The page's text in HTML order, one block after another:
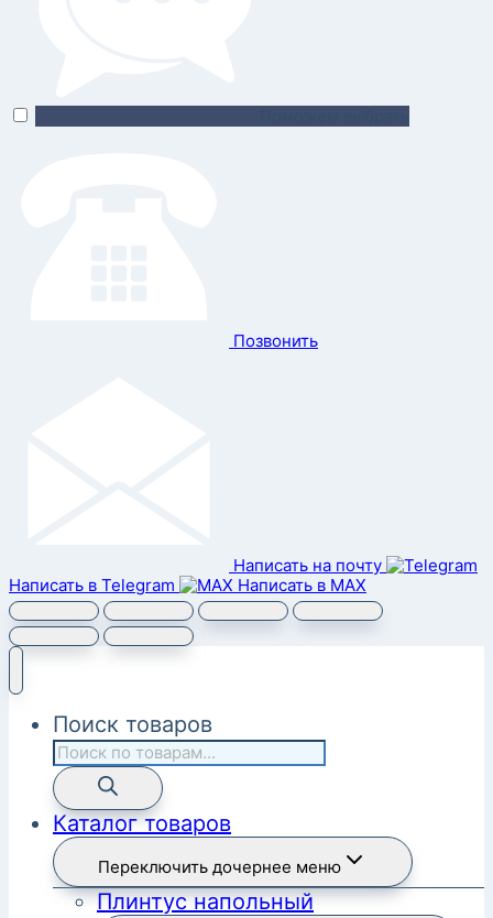
Позвонить
Написать на почту
Написать в Telegram
Написать в MAX
Поиск товаров
Каталог товаров
Переключить дочернее меню
Плинтус напольный